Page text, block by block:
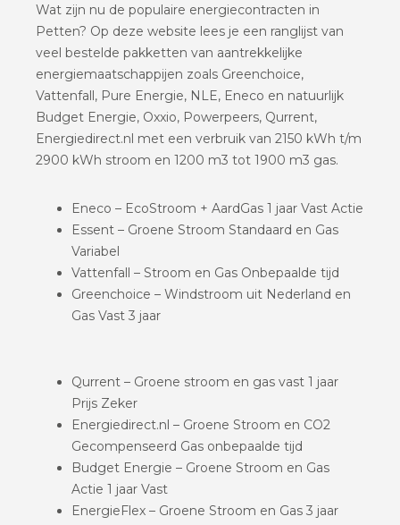
Wat zijn nu de populaire energiecontracten in
Petten? Op deze website lees je een ranglijst van
veel bestelde pakketten van aantrekkelijke
energiemaatschappijen zoals Greenchoice,
Vattenfall, Pure Energie, NLE, Eneco en natuurlijk
Budget Energie, Oxxio, Powerpeers, Qurrent,
Energiedirect.nl met een verbruik van 2150 kWh t/m
2900 kWh stroom en 1200 m3 tot 1900 m3 gas.
Eneco – EcoStroom + AardGas 1 jaar Vast Actie
Essent – Groene Stroom Standaard en Gas
Variabel
Vattenfall – Stroom en Gas Onbepaalde tijd
Greenchoice – Windstroom uit Nederland en
Gas Vast 3 jaar
Qurrent – Groene stroom en gas vast 1 jaar
Prijs Zeker
Energiedirect.nl – Groene Stroom en CO2
Gecompenseerd Gas onbepaalde tijd
Budget Energie – Groene Stroom en Gas
Actie 1 jaar Vast
EnergieFlex – Groene Stroom en Gas 3 jaar